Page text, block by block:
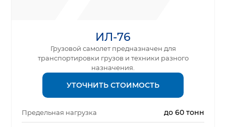
ИЛ-76
Грузовой самолет предназначен для
транспортировки грузов и техники разного
назначения.
УТОЧНИТЬ СТОИМОСТЬ
Предельная нагрузка до 60 тонн